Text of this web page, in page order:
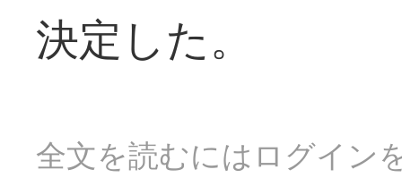
決定した。
全文を読むにはログイン